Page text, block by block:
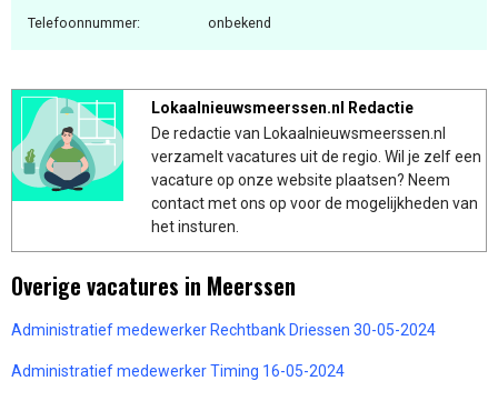
Telefoonnummer: onbekend
Lokaalnieuwsmeerssen.nl Redactie
De redactie van Lokaalnieuwsmeerssen.nl
verzamelt vacatures uit de regio. Wil je zelf een
vacature op onze website plaatsen? Neem
contact met ons op voor de mogelijkheden van
het insturen.
Overige vacatures in Meerssen
Administratief medewerker Rechtbank Driessen 30-05-2024
Administratief medewerker Timing 16-05-2024